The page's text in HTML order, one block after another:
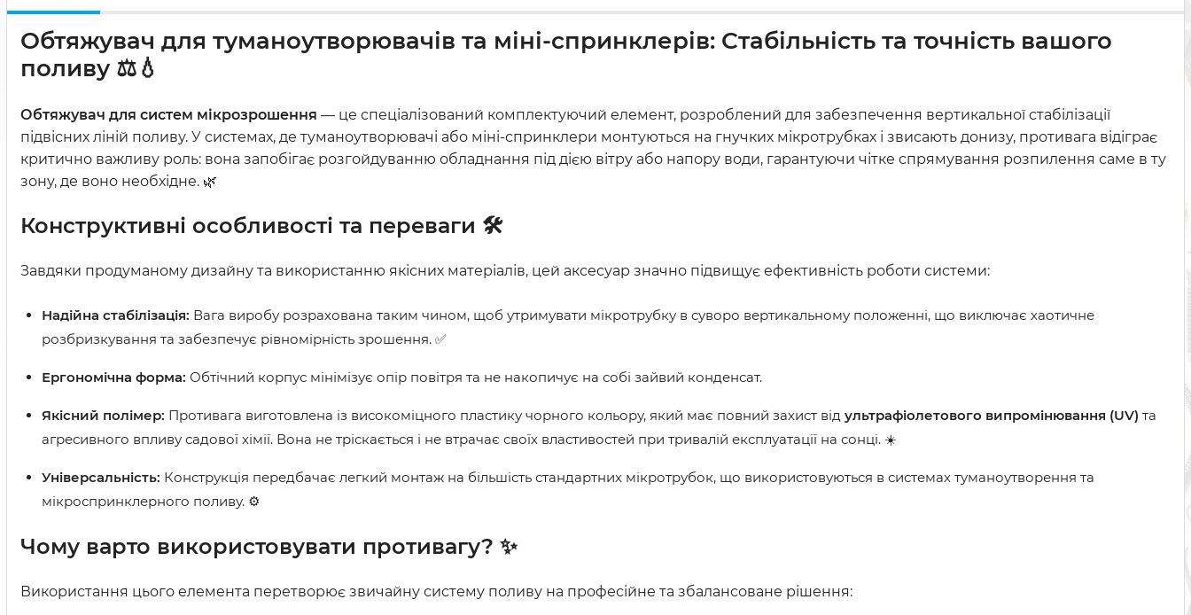
Обтяжувач для туманоутворювачів та міні-спринклерів: Стабільність та точність вашого
поливу ⚖️💧
Обтяжувач для систем мікрозрошення — це спеціалізований комплектуючий елемент, розроблений для забезпечення вертикальної стабілізації
підвісних ліній поливу. У системах, де туманоутворювачі або міні-спринклери монтуються на гнучких мікротрубках і звисають донизу, противага відіграє
критично важливу роль: вона запобігає розгойдуванню обладнання під дією вітру або напору води, гарантуючи чітке спрямування розпилення саме в ту
зону, де воно необхідне. 🌿
Конструктивні особливості та переваги 🛠️
Завдяки продуманому дизайну та використанню якісних матеріалів, цей аксесуар значно підвищує ефективність роботи системи:
Надійна стабілізація: Вага виробу розрахована таким чином, щоб утримувати мікротрубку в суворо вертикальному положенні, що виключає хаотичне
розбризкування та забезпечує рівномірність зрошення. ✅
Ергономічна форма: Обтічний корпус мінімізує опір повітря та не накопичує на собі зайвий конденсат.
Якісний полімер: Противага виготовлена із високоміцного пластику чорного кольору, який має повний захист від ультрафіолетового випромінювання (UV) та
агресивного впливу садової хімії. Вона не тріскається і не втрачає своїх властивостей при тривалій експлуатації на сонці. ☀️
Універсальність: Конструкція передбачає легкий монтаж на більшість стандартних мікротрубок, що використовуються в системах туманоутворення та
мікроспринклерного поливу. ⚙️
Чому варто використовувати противагу? ✨
Використання цього елемента перетворює звичайну систему поливу на професійне та збалансоване рішення: